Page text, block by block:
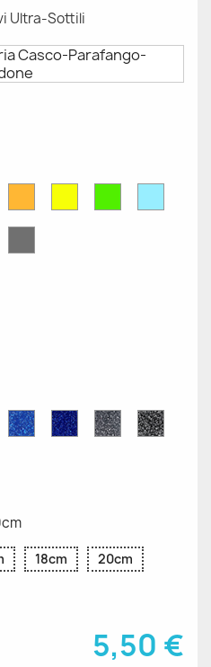
Ultra-Sottili
OpacoOpacoOpacoOpaco
Scuro
Blu
Zaffiro
Blu
Cobalto
Grigio
Glitter
Nero
Glitter
18cm
20cm
5,50 €